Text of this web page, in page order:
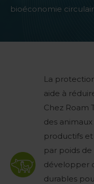
bioéconomie
La
aide à
Chez Roam
des
productifs
par poids
développer
durables